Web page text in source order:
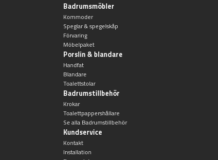
Badrumsmöbler
Kommoder
Speglar & spegelskåp
Förvaring
Möbelpaket
Porslin & blandare
Handfat
Blandare
Toalettstolar
Badrumstillbehör
Krokar
Toalettpappershållare
Se alla Badrumstillbehör
Kundservice
Kontakt
Installation